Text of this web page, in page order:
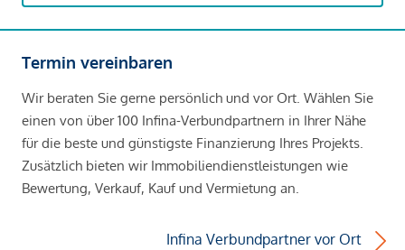
Termin vereinbaren
Wir beraten Sie gerne persönlich und vor Ort. Wählen Sie
einen von über 100 Infina-Verbundpartnern in Ihrer Nähe
für die beste und günstigste Finanzierung Ihres Projekts.
Zusätzlich bieten wir Immobiliendienstleistungen wie
Bewertung, Verkauf, Kauf und Vermietung an.
Infina Verbundpartner vor Ort